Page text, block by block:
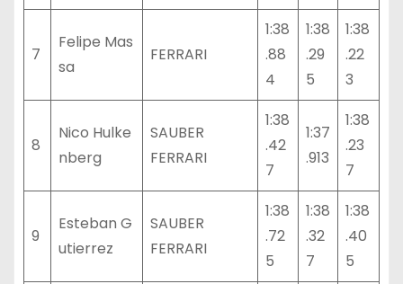
7
Felipe Mas
sa
FERRARI
1:38
.88
4
1:38
.29
5
1:38
.22
3
8
Nico Hulke
nberg
SAUBER
FERRARI
1:38
.42
7
1:37
.913
1:38
.23
7
9
Esteban G
utierrez
SAUBER
FERRARI
1:38
.72
5
1:38
.32
7
1:38
.40
5